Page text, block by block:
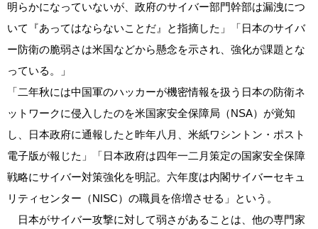
明らかになっていないが、政府のサイバー部門幹部は漏洩につ
いて『あってはならないことだ』と指摘した」「日本のサイバ
ー防衛の脆弱さは米国などから懸念を示され、強化が課題とな
っている。」
「二年秋には中国軍のハッカーが機密情報を扱う日本の防衛ネ
ットワークに侵入したのを米国家安全保障局（NSA）が覚知
し、日本政府に通報したと昨年八月、米紙ワシントン・ポスト
電子版が報じた」「日本政府は四年一二月策定の国家安全保障
戦略にサイバー対策強化を明記。六年度は内閣サイバーセキュ
リティセンター（NISC）の職員を倍増させる」という。
日本がサイバー攻撃に対して弱さがあることは、他の専門家